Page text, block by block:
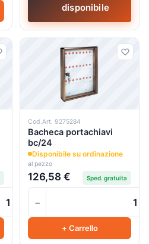
disponibile
Cod.Art. 9275284
Bacheca portachiavi
bc/24
Disponibile su ordinazione
al pezzo
126,58 € Sped. gratuita
−
+ Carrello